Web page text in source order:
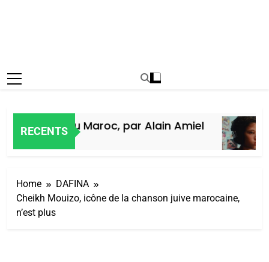
RECENTS
des Juifs du Maroc, par Alain Amiel
Home
DAFINA
Cheikh Mouizo, icône de la chanson juive marocaine,
n’est plus